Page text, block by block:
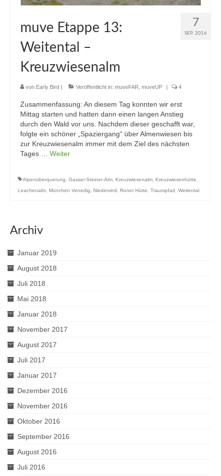
7
SEP. 2016
muve Etappe 13:
Weitental –
Kreuzwiesenalm
von Early Bird Veröffentlicht in: muveFAR muveUP 4
Zusammenfassung: An diesem Tag konnten wir erst
Mittag starten und hatten dann einen langen Anstieg
durch den Wald vor uns. Nachdem dieser geschafft war,
folgte ein schöner „Spaziergang“ über Almenwiesen bis
zur Kreuzwiesenalm immer mit dem Ziel des nächsten
Tages … Weiter
Alpenüberquerung, Gasser-Steiner-Alm, Kreuzwiesenalm, Kreuzwiesenhütte,
Leachenalm, München Venedig, Niedervintl, Roner Hütte, Traumpfad, Weitental
Archiv
Januar 2019
August 2018
Juli 2018
Mai 2018
Januar 2018
November 2017
August 2017
Juli 2017
Januar 2017
Dezember 2016
November 2016
Oktober 2016
September 2016
August 2016
Juli 2016